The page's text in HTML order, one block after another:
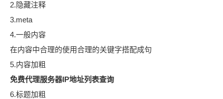
2.隐藏注释
3.meta
4.一般内容
在内容中合理的使用合理的关键字搭配成句
5.内容加粗
免费代理服务器IP地址列表查询
6.标题加粗